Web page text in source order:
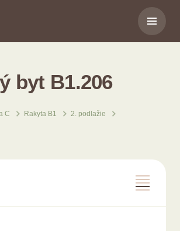
byt B1.206
C Rakyta B1
2. podlažie